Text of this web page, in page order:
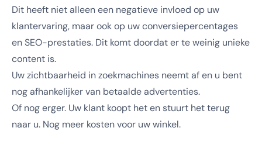
Dit heeft niet alleen een negatieve invloed op uw
klantervaring, maar ook op uw conversiepercentages
en SEO-prestaties. Dit komt doordat er te weinig unieke
content is.
Uw zichtbaarheid in zoekmachines neemt af en u bent
nog afhankelijker van betaalde advertenties.
Of nog erger. Uw klant koopt het en stuurt het terug
naar u. Nog meer kosten voor uw winkel.